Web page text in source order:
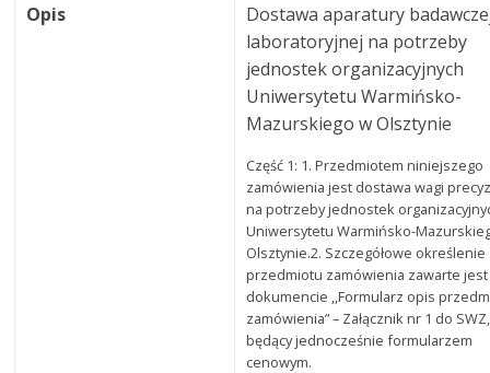
Opis
Dostawa aparatury
laboratoryjnej na potrzeby
jednostek organizacyjnych
Uniwersytetu Warmińsko-
Mazurskiego w Olsztynie
Część 1: 1. Przedmiotem niniejszego
zamówienia jest dostawa wagi
na potrzeby jednostek
Uniwersytetu Warmińsko-
Olsztynie.2. Szczegółowe określenie
przedmiotu zamówienia zawarte
dokumencie ,,Formularz opis
zamówienia” – Załącznik nr 1 do SWZ,
będący jednocześnie formularzem
cenowym.